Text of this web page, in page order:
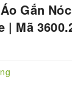
Gắn
| Mã